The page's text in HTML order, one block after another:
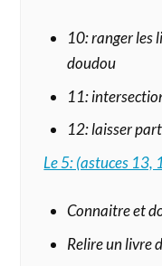
10: ranger les
doudou
11:
12: laisser
Le 5: (astuces 13,
Connaitre et
Relire un livre